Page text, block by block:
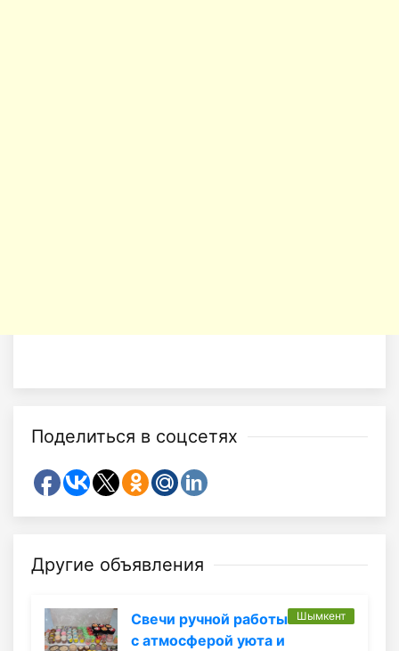
Поделиться в соцсетях
Другие объявления
Свечи ручной работы
с атмосферой уюта и
Шымкент